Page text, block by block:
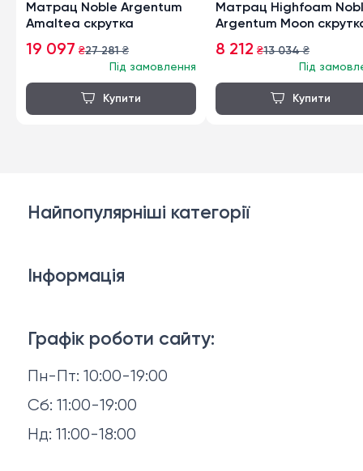
Матрац Noble Argentum
Amaltea скрутка
19 097 ₴27 281₴
Під замовлення
Матрац Highfoam
Argentum Moon
8 212 ₴13 034₴
Під
Графік роботи сайту:
Пн-Пт: 10:00-19:00
Сб: 11:00-19:00
Нд: 11:00-18:00
Найпопулярніші категорії
Матраци
Аксесуари для сну
Інформація
Повернення й обмін
Відгуки